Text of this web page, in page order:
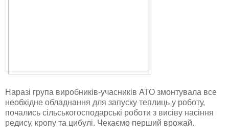
Наразі група виробників-учасників АТО змонтувала все
необхідне обладнання для запуску теплиць у роботу,
почались сільськогосподарські роботи з висіву насіння
редису, кропу та цибулі. Чекаємо перший врожай.